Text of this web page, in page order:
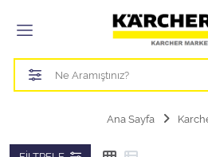
Tüm Kategoriler
Bahçe Sulama Ürünleri
Ana Sayfa